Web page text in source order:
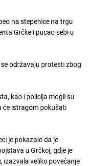
na stepenice na trgu
Grčke i pucao sebi u
održavaju protesti zbog
kao i policija mogli su
će istragom pokušati
je pokazalo da je
u Grčkoj, gdje je
izazvala veliko povećanje